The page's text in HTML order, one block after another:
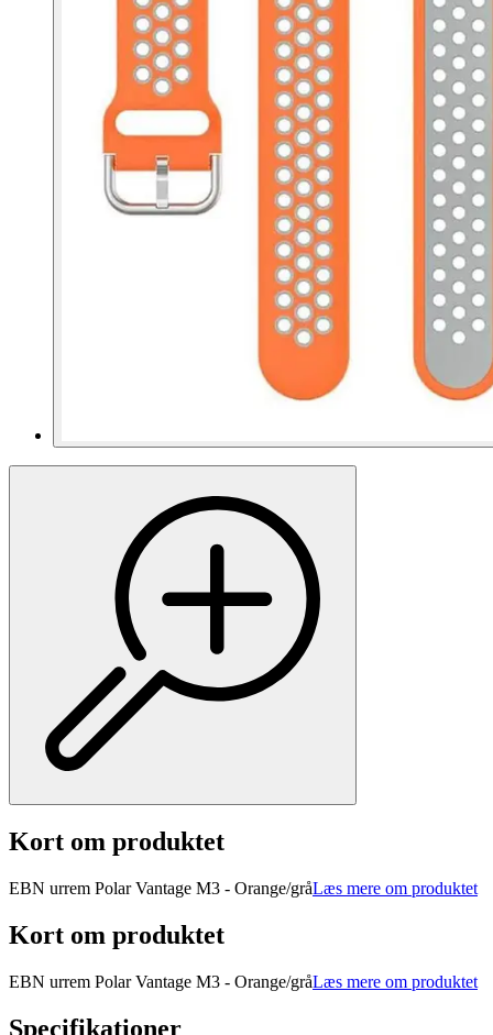
Kort om produktet
EBN urrem Polar Vantage M3 - Orange/gråLæs mere om produktet
Kort om produktet
EBN urrem Polar Vantage M3 - Orange/gråLæs mere om produktet
Specifikationer